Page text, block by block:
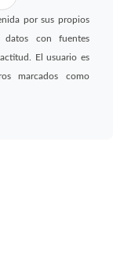
por sus propios
datos con fuentes
El usuario es
marcados como